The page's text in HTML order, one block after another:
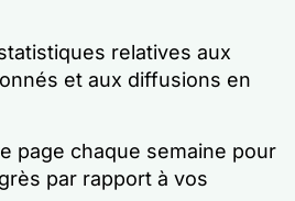
relatives aux
et aux diffusions en
page chaque semaine pour
par rapport à vos